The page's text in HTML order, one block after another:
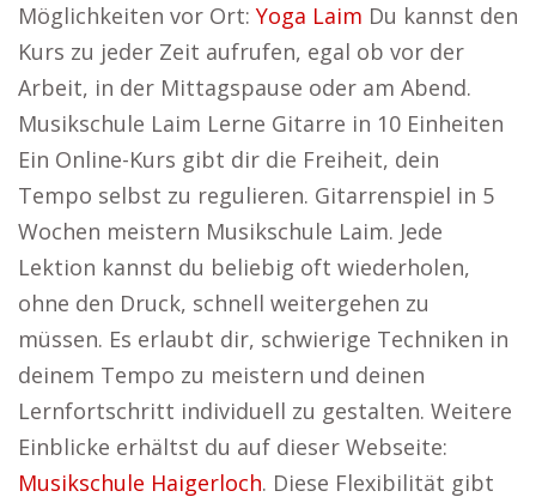
Möglichkeiten vor Ort: Yoga Laim Du kannst den
Kurs zu jeder Zeit aufrufen, egal ob vor der
Arbeit, in der Mittagspause oder am Abend.
Musikschule Laim Lerne Gitarre in 10 Einheiten
Ein Online-Kurs gibt dir die Freiheit, dein
Tempo selbst zu regulieren. Gitarrenspiel in 5
Wochen meistern Musikschule Laim. Jede
Lektion kannst du beliebig oft wiederholen,
ohne den Druck, schnell weitergehen zu
müssen. Es erlaubt dir, schwierige Techniken in
deinem Tempo zu meistern und deinen
Lernfortschritt individuell zu gestalten. Weitere
Einblicke erhältst du auf dieser Webseite:
Musikschule Haigerloch. Diese Flexibilität gibt